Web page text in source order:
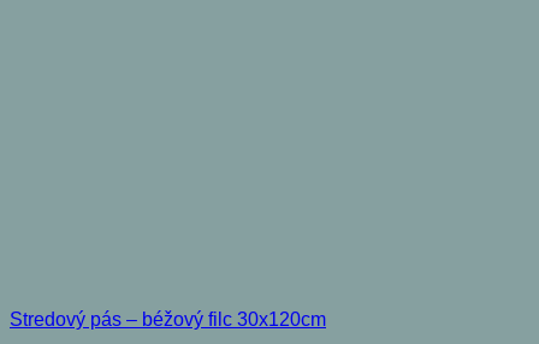
Stredový pás – béžový filc 30x120cm